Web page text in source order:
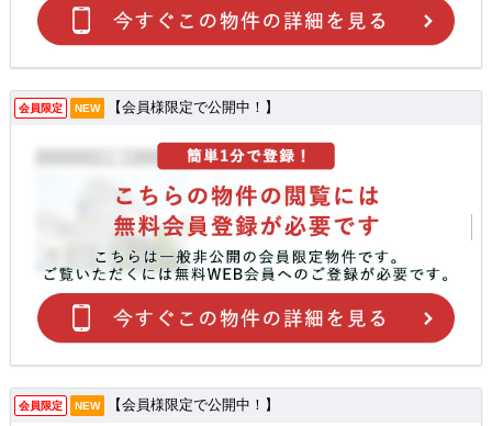
会員限定 NEW 【会員様限定で公開中！】
会員限定 NEW 【会員様限定で公開中！】